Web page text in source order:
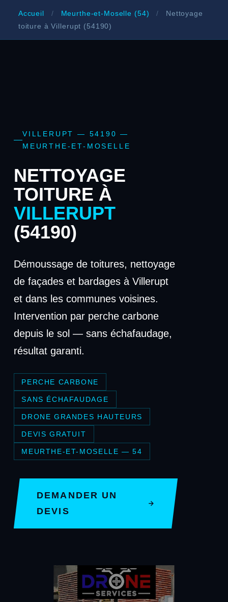
Accueil / Meurthe-et-Moselle (54) /
Nettoyage
toiture à Villerupt (54190)
VILLERUPT — 54190 —
MEURTHE-ET-MOSELLE
NETTOYAGE
TOITURE À
VILLERUPT
(54190)
Démoussage de toitures, nettoyage
de façades et bardages à Villerupt
et dans les communes voisines.
Intervention par perche carbone
depuis le sol — sans échafaudage,
résultat garanti.
PERCHE CARBONE
SANS ÉCHAFAUDAGE
DRONE GRANDES HAUTEURS
DEVIS GRATUIT
MEURTHE-ET-MOSELLE — 54
DEMANDER UN
DEVIS